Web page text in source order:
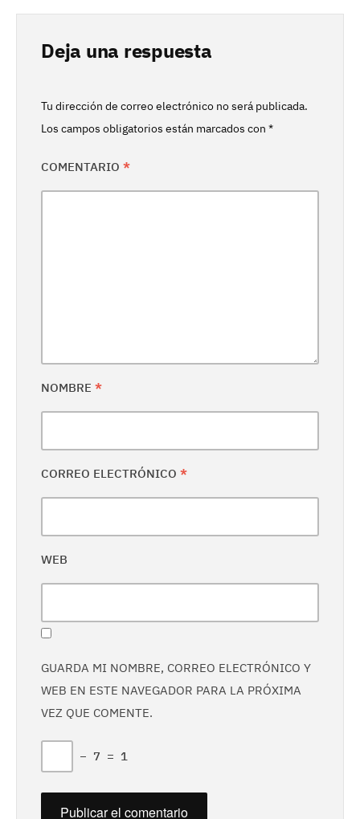
Deja una respuesta
Tu dirección de correo electrónico no será publicada.
Los campos obligatorios están marcados con *
COMENTARIO *
NOMBRE *
CORREO ELECTRÓNICO *
WEB
GUARDA MI NOMBRE, CORREO ELECTRÓNICO Y
WEB EN ESTE NAVEGADOR PARA LA PRÓXIMA
VEZ QUE COMENTE.
− 7 = 1